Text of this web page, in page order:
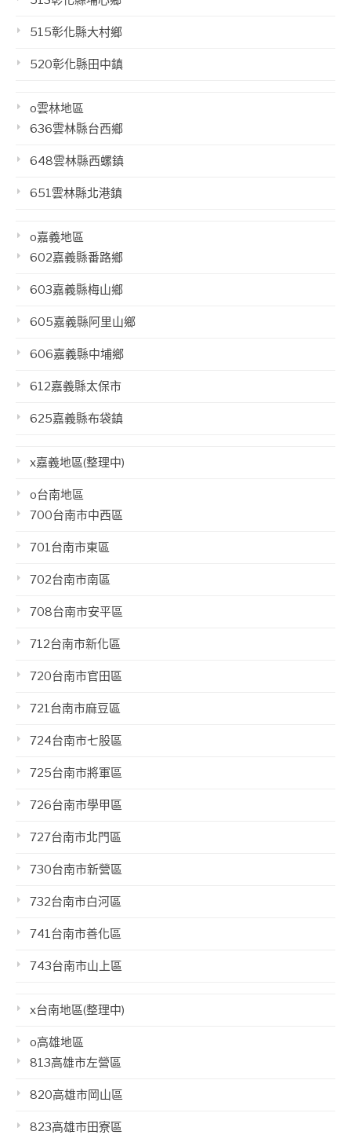
515彰化縣大村鄉
520彰化縣田中鎮
o雲林地區
636雲林縣台西鄉
648雲林縣西螺鎮
651雲林縣北港鎮
o嘉義地區
602嘉義縣番路鄉
603嘉義縣梅山鄉
605嘉義縣阿里山鄉
606嘉義縣中埔鄉
612嘉義縣太保市
625嘉義縣布袋鎮
x嘉義地區(整理中)
o台南地區
700台南市中西區
701台南市東區
702台南市南區
708台南市安平區
712台南市新化區
720台南市官田區
721台南市麻豆區
724台南市七股區
725台南市將軍區
726台南市學甲區
727台南市北門區
730台南市新營區
732台南市白河區
741台南市善化區
743台南市山上區
x台南地區(整理中)
o高雄地區
813高雄市左營區
820高雄市岡山區
823高雄市田寮區